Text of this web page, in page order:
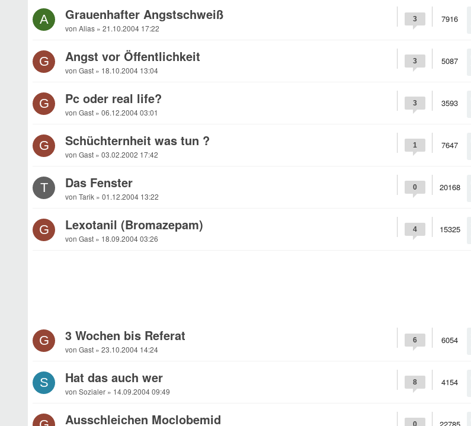
A Grauenhafter Angstschweiß
von Alias » 21.10.2004 17:22
7916
3
G Angst vor Öffentlichkeit
von Gast » 18.10.2004 13:04
5087
3
G Pc oder real life?
von Gast » 06.12.2004 03:01
3593
3
G Schüchternheit was tun ?
von Gast » 03.02.2002 17:42
7647
1
T Das Fenster
von Tarik » 01.12.2004 13:22
20168
0
G Lexotanil (Bromazepam)
von Gast » 18.09.2004 03:26
15325
4
G 3 Wochen bis Referat
von Gast » 23.10.2004 14:24
6054
6
S Hat das auch wer
von Sozialer » 14.09.2004 09:49
4154
8
Ausschleichen Moclobemid 0